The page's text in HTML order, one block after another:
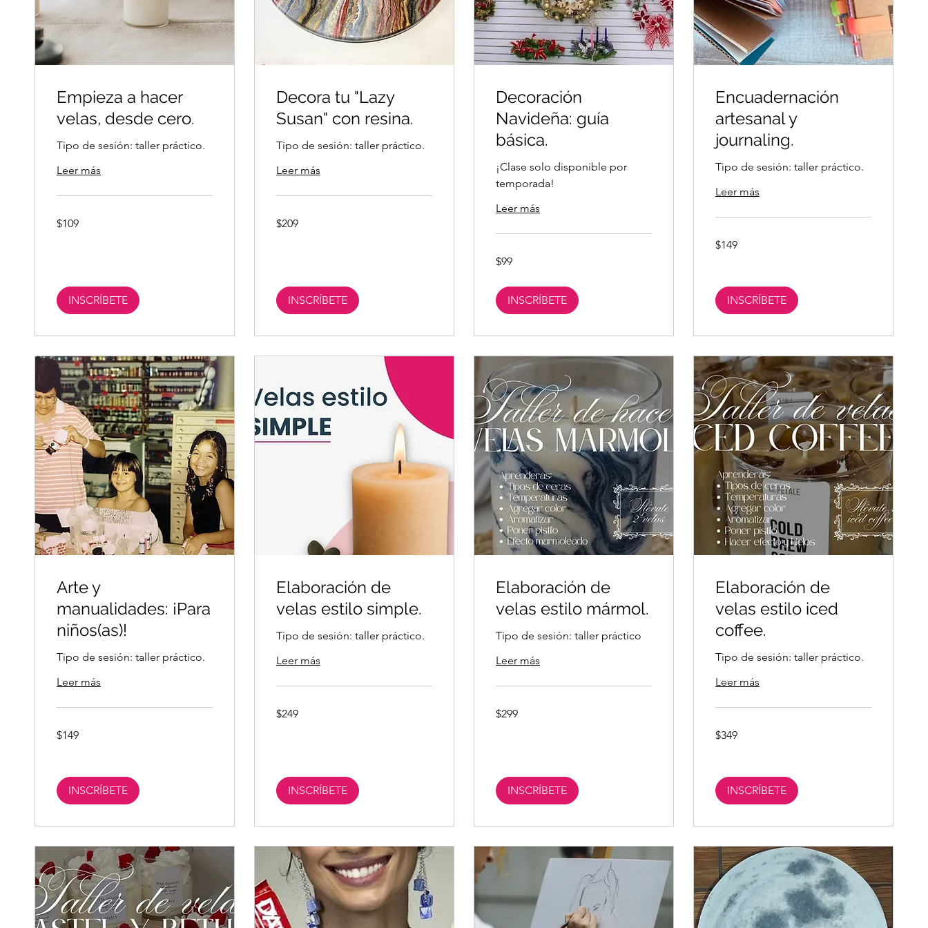
Empieza a hacer
velas, desde cero.
Tipo de sesión: taller práctico.
Leer más
pesos
$109
INSCRÍBETE
Decora tu "Lazy
Susan" con resina.
Tipo de sesión: taller práctico.
Leer más
pesos
$209
INSCRÍBETE
Decoración
Navideña: guía
básica.
¡Clase solo disponible por
temporada!
Leer más
pesos
$99
INSCRÍBETE
Encuadernación
artesanal y
journaling.
Tipo de sesión: taller práctico.
Leer más
pesos
$149
INSCRÍBETE
Arte y
manualidades: ¡Para
niños(as)!
Tipo de sesión: taller práctico.
Leer más
pesos
$149
INSCRÍBETE
Elaboración de
velas estilo simple.
Tipo de sesión: taller práctico.
Leer más
pesos
$249
INSCRÍBETE
Elaboración de
velas estilo mármol.
Tipo de sesión: taller práctico
Leer más
pesos
$299
INSCRÍBETE
Elaboración de
velas estilo iced
coffee.
Tipo de sesión: taller práctico.
Leer más
pesos
$349
INSCRÍBETE